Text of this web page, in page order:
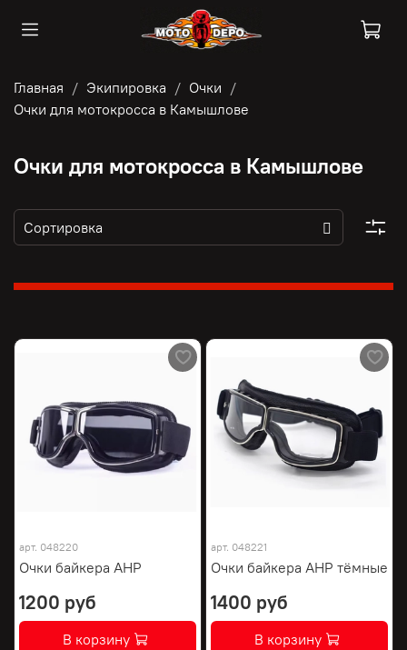
Главная Экипировка
Очки
Очки для мотокросса в Камышлове
Очки для мотокросса в Камышлове
арт. 048220
Очки байкера AHP
1200 руб
В корзину
арт. 048221
Очки байкера AHP тёмные
1400 руб
В корзину